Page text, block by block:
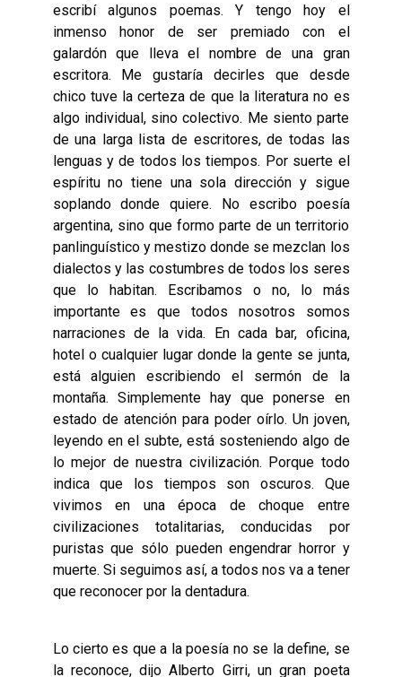
escribí algunos poemas. Y tengo hoy el
inmenso honor de ser premiado con el
galardón que lleva el nombre de una gran
escritora. Me gustaría decirles que desde
chico tuve la certeza de que la literatura no es
algo individual, sino colectivo. Me siento parte
de una larga lista de escritores, de todas las
lenguas y de todos los tiempos. Por suerte el
espíritu no tiene una sola dirección y sigue
soplando donde quiere. No escribo poesía
argentina, sino que formo parte de un territorio
panlinguístico y mestizo donde se mezclan los
dialectos y las costumbres de todos los seres
que lo habitan. Escribamos o no, lo más
importante es que todos nosotros somos
narraciones de la vida. En cada bar, oficina,
hotel o cualquier lugar donde la gente se junta,
está alguien escribiendo el sermón de la
montaña. Simplemente hay que ponerse en
estado de atención para poder oírlo. Un joven,
leyendo en el subte, está sosteniendo algo de
lo mejor de nuestra civilización. Porque todo
indica que los tiempos son oscuros. Que
vivimos en una época de choque entre
civilizaciones totalitarias, conducidas por
puristas que sólo pueden engendrar horror y
muerte. Si seguimos así, a todos nos va a tener
que reconocer por la dentadura.
Lo cierto es que a la poesía no se la define, se
la reconoce, dijo Alberto Girri, un gran poeta